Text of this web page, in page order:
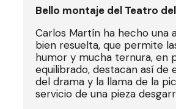
Bello montaje del Teatro
Carlos Martín ha hecho una
bien resuelta, que permite
humor y mucha ternura, en
equilibrado, destacan así de
del drama y la llama de la
servicio de una pieza